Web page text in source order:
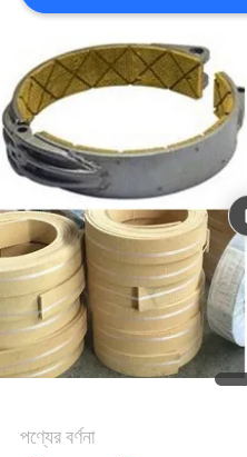
সাইট
ম্যাপ
PRIVACY
POLICY
পণ্যের বর্ণনা